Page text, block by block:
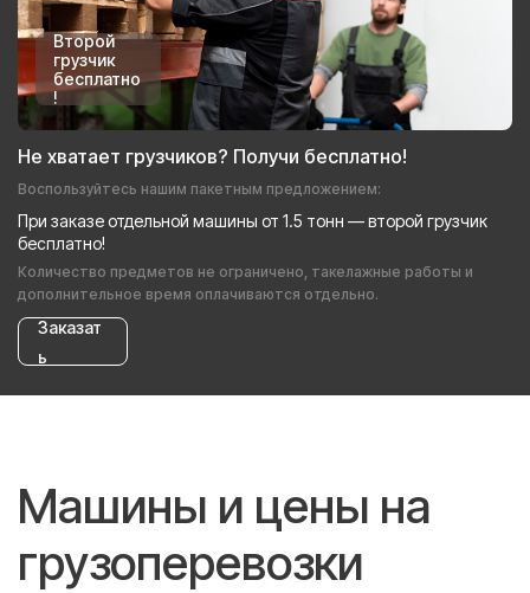
Второй
грузчик
бесплатно
!
Не хватает грузчиков? Получи бесплатно!
Воспользуйтесь нашим пакетным предложением:
При заказе отдельной машины от 1.5 тонн — второй грузчик
бесплатно!
Количество предметов не ограничено, такелажные работы и
дополнительное время оплачиваются отдельно.
Заказат
ь
Машины и цены на
грузоперевозки